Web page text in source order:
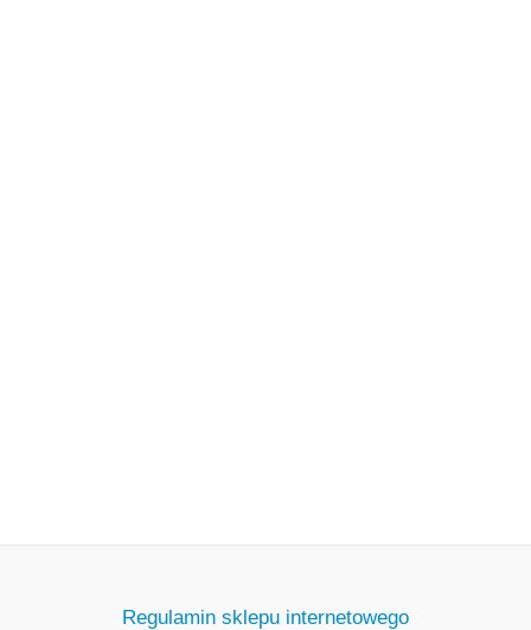
Regulamin sklepu internetowego